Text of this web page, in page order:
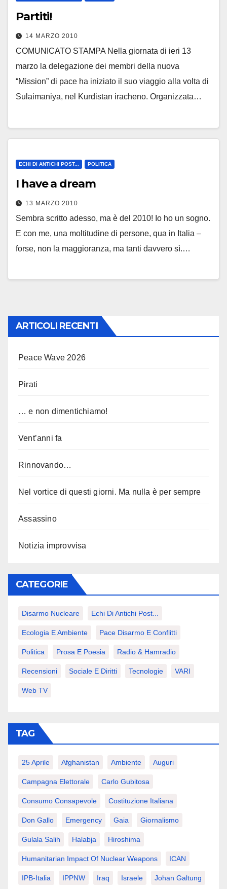
Partiti!
14 MARZO 2010
COMUNICATO STAMPA Nella giornata di ieri 13
marzo la delegazione dei membri della nuova
“Mission” di pace ha iniziato il suo viaggio alla volta di
Sulaimaniya, nel Kurdistan iracheno. Organizzata…
ECHI DI ANTICHI POST... POLITICA
I have a dream
13 MARZO 2010
Sembra scritto adesso, ma è del 2010! Io ho un sogno.
E con me, una moltitudine di persone, qua in Italia –
forse, non la maggioranza, ma tanti davvero sì.…
ARTICOLI RECENTI
Peace Wave 2026
Pirati
… e non dimentichiamo!
Vent’anni fa
Rinnovando…
Nel vortice di questi giorni. Ma nulla è per sempre
Assassino
Notizia improvvisa
CATEGORIE
Disarmo Nucleare Echi Di Antichi Post...
Ecologia E Ambiente Pace Disarmo E Conflitti
Politica Prosa E Poesia Radio & Hamradio
Recensioni Sociale E Diritti Tecnologie VARI
Web TV
TAG
25 Aprile Afghanistan Ambiente Auguri
Campagna Elettorale Carlo Gubitosa
Consumo Consapevole Costituzione Italiana
Don Gallo Emergency Gaia Giornalismo
Gulala Salih Halabja Hiroshima
Humanitarian Impact Of Nuclear Weapons ICAN
IPB-Italia IPPNW Iraq Israele Johan Galtung